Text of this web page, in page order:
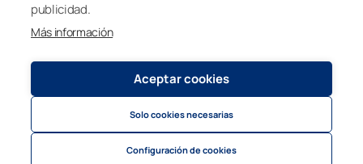
publicidad.
Más información
Aceptar cookies
Solo cookies necesarias
Configuración de cookies
Política de privacidad y cookies